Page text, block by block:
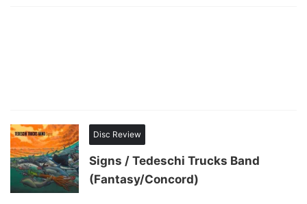
Disc Review
Signs / Tedeschi Trucks Band
(Fantasy/Concord)